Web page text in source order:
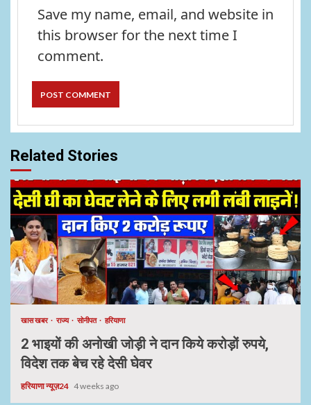
Save my name, email, and website in
this browser for the next time I
comment.
Related Stories
खास खबर राज्य सोनीपत हरियाणा
2 भाइयों की अनोखी जोड़ी ने दान किये करोड़ों रुपये,
विदेश तक बेच रहे देसी घेवर
हरियाणा न्यूज़24 4 weeks ago